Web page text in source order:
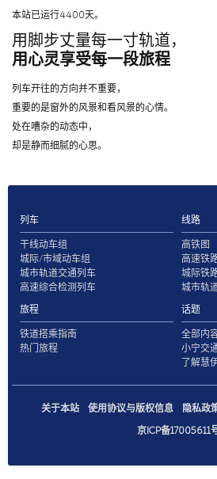
本站已运行4400天。
用脚步丈量每一寸轨道，
用心灵享受每一段旅程
列车开往的方向并不重要，
重要的是窗外的风景和看风景的心情。
处在嘈杂的动态中，
却是静而细腻的心思。
列车
干线动车组
城际/市域动车组
城市轨道交通列车
高速综合检测列车
线路
高铁图
高速铁
城际铁
城市轨
旅程
铁道搭乘指南
热门旅程
话题
全部内
小宁交
了解慧
关于本站 使用协议与版权信息 隐私政
京ICP备17005611